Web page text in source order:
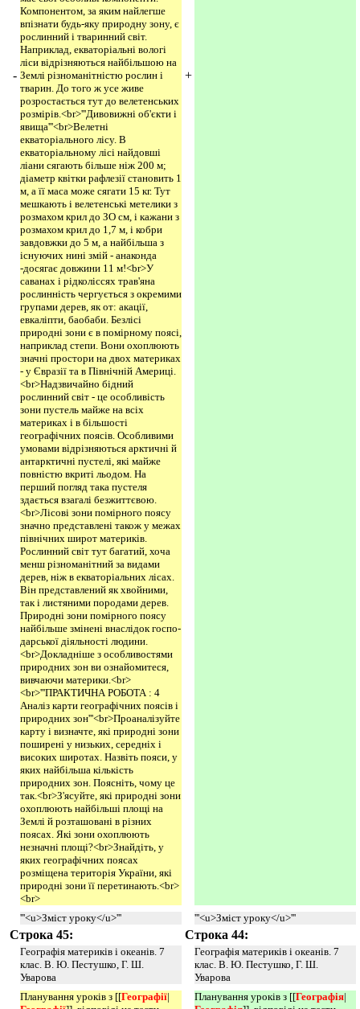
-
Компонентом, за яким найлегше
впізнати будь-яку природну зону, є
рослинний і тваринний світ.
Наприклад, екваторіальні вологі
ліси відрізняються найбільшою на
Землі різноманітністю рослин і
тварин. До того ж усе живе
розростається тут до велетенських
розмірів.<br>'''Дивовижні об'єкти і
явища'''<br>Велетні
екваторіального лісу. В
екваторіальному лісі найдовші
ліани сягають більше ніж 200 м;
діаметр квітки рафлезії становить 1
м, а її маса може сягати 15 кг. Тут
мешкають і велетенські метелики з
розмахом крил до ЗО см, і кажани з
розмахом крил до 1,7 м, і кобри
завдовжки до 5 м, а найбільша з
існуючих нині змій - анаконда
-досягає довжини 11 м!<br>У
саванах і рідколіссях трав'яна
рослинність чергується з окремими
групами дерев, як от: акації,
евкаліпти, баобаби. Безлісі
природні зони є в помірному поясі,
наприклад степи. Вони охоплюють
значні простори на двох материках
- у Євразії та в Північній Америці.
<br>Надзвичайно бідний
рослинний світ - це особливість
зони пустель майже на всіх
материках і в більшості
географічних поясів. Особливими
умовами відрізняються арктичні й
антарктичні пустелі, які майже
повністю вкриті льодом. На
перший погляд така пустеля
здається взагалі безжиттєвою.
<br>Лісові зони помірного поясу
значно представлені також у межах
північних широт материків.
Рослинний світ тут багатий, хоча
менш різноманітний за видами
дерев, ніж в екваторіальних лісах.
Він представлений як хвойними,
так і листяними породами дерев.
Природні зони помірного поясу
найбільше змінені внаслідок госпо­
дарської діяльності людини.
<br>Докладніше з особливостями
природних зон ви ознайомитеся,
ви­вчаючи материки.<br>
<br>'''ПРАКТИЧНА РОБОТА : 4
Аналіз карти географічних поясів і
природних зон'''<br>Проаналізуйте
карту і визначте, які природні зони
поширені у низьких, середніх і
високих широтах. Назвіть пояси, у
яких найбільша кількість
природних зон. Поясніть, чому це
так.<br>З'ясуйте, які природні зони
охоплюють найбільші площі на
Землі й розташовані в різних
поясах. Які зони охоплюють
незначні площі?<br>Знайдіть, у
яких географічних поясах
розміщена територія України, які
природні зони її перетинають.<br>
<br>
+
'''<u>Зміст уроку</u>''' '''<u>Зміст уроку</u>'''
Строка 45: Строка 44:
Географія материків і океанів. 7
клас. В. Ю. Пестушко, Г. Ш.
Уварова
Географія материків і океанів. 7
клас. В. Ю. Пестушко, Г. Ш.
Уварова
Планування уроків з [[Географії|
Планування уроків з [[Географія|